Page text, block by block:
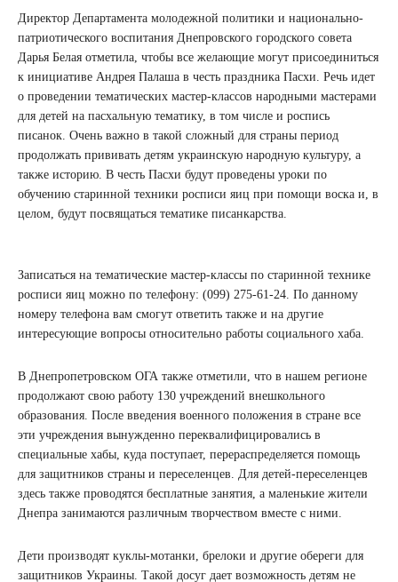
Директор Департамента молодежной политики и национально-
патриотического воспитания Днепровского городского совета
Дарья Белая отметила, чтобы все желающие могут присоединиться
к инициативе Андрея Палаша в честь праздника Пасхи. Речь идет
о проведении тематических мастер-классов народными мастерами
для детей на пасхальную тематику, в том числе и роспись
писанок. Очень важно в такой сложный для страны период
продолжать прививать детям украинскую народную культуру, а
также историю. В честь Пасхи будут проведены уроки по
обучению старинной техники росписи яиц при помощи воска и, в
целом, будут посвящаться тематике писанкарства.
Записаться на тематические мастер-классы по старинной технике
росписи яиц можно по телефону: (099) 275-61-24. По данному
номеру телефона вам смогут ответить также и на другие
интересующие вопросы относительно работы социального хаба.
В Днепропетровском ОГА также отметили, что в нашем регионе
продолжают свою работу 130 учреждений внешкольного
образования. После введения военного положения в стране все
эти учреждения вынужденно переквалифицировались в
специальные хабы, куда поступает, перераспределяется помощь
для защитников страны и переселенцев. Для детей-переселенцев
здесь также проводятся бесплатные занятия, а маленькие жители
Днепра занимаются различным творчеством вместе с ними.
Дети производят куклы-мотанки, брелоки и другие обереги для
защитников Украины. Такой досуг дает возможность детям не